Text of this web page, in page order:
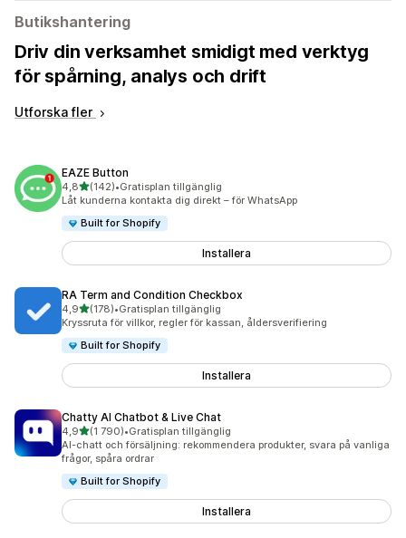
Butikshantering
Driv din verksamhet smidigt med verktyg
för spårning, analys och drift
Utforska fler
EAZE Button
4,8av 5 stjärnor
(142)
142 recensioner totalt
•Gratisplan tillgänglig
Låt kunderna kontakta dig direkt – för WhatsApp
Built for Shopify
Installera
RA Term and Condition Checkbox
4,9av 5 stjärnor
(178)
178 recensioner totalt
•Gratisplan tillgänglig
Kryssruta för villkor, regler för kassan, åldersverifiering
Built for Shopify
Installera
Chatty AI Chatbot & Live Chat
4,9av 5 stjärnor
(1 790)
1790 recensioner totalt
•Gratisplan tillgänglig
AI-chatt och försäljning: rekommendera produkter, svara på vanliga
frågor, spåra ordrar
Built for Shopify
Installera